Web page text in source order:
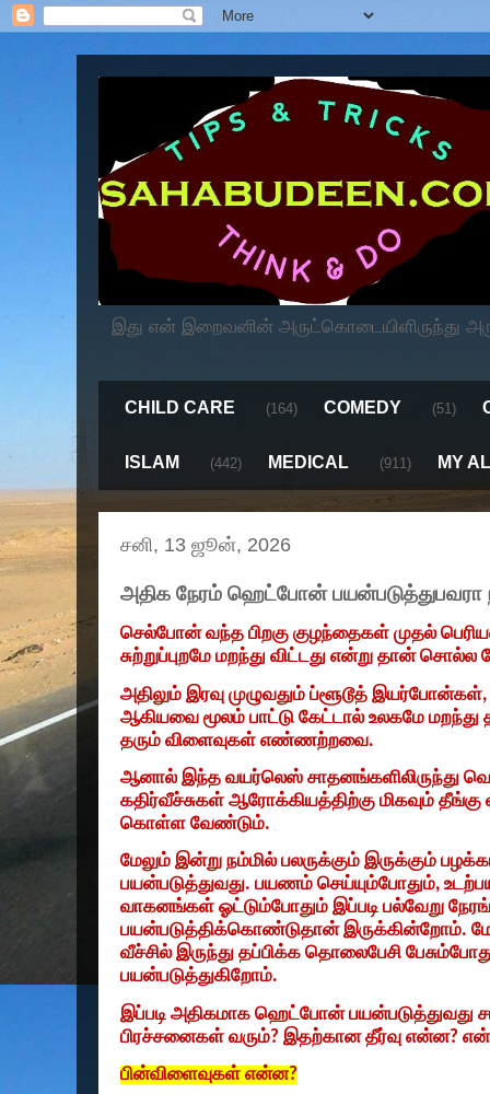
இது என் இறைவனின் அருட்கொடையிளிருந்து
CHILD CARE (164) COMEDY (51)
ISLAM (442) MEDICAL (911) MY
சனி, 13 ஜூன், 2026
அதிக நேரம் ஹெட்போன்
செல்போன் வந்த பிறகு குழந்தைகள் முதல்
சுற்றுப்புறமே மறந்து விட்டது என்று தான்
அதிலும் இரவு முழுவதும் ப்ளூடூத் இயர்போன்கள்,
ஆகியவை மூலம் பாட்டு கேட்டால் உலகமே
தரும் விளைவுகள் எண்ணற்றவை.
ஆனால் இந்த வயர்லெஸ் சாதனங்களிலிருந்து
கதிர்வீச்சுகள் ஆரோக்கியத்திற்கு மிகவும் தீங்கு
கொள்ள வேண்டும்.
மேலும் இன்று நம்மில் பலருக்கும் இருக்கும்
பயன்படுத்துவது. பயணம் செய்யும்போதும்,
வாகனங்கள் ஓட்டும்போதும் இப்படி பல்வேறு
பயன்படுத்திக்கொண்டுதான் இருக்கின்றோம்.
வீச்சில் இருந்து தப்பிக்க தொலைபேசி
பயன்படுத்துகிறோம்.
இப்படி அதிகமாக ஹெட்போன் பயன்படுத்துவது
பிரச்சனைகள் வரும்? இதற்கான தீர்வு என்ன?
பின்விளைவுகள் என்ன?